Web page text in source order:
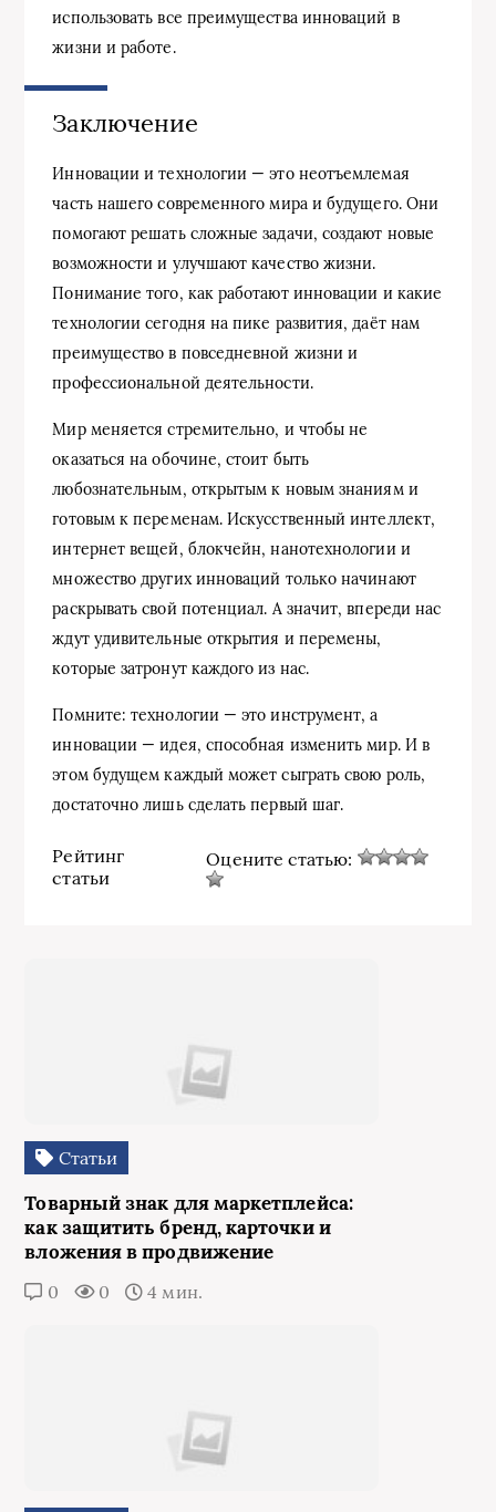
использовать все преимущества инноваций в
жизни и работе.
Заключение
Инновации и технологии — это неотъемлемая
часть нашего современного мира и будущего. Они
помогают решать сложные задачи, создают новые
возможности и улучшают качество жизни.
Понимание того, как работают инновации и какие
технологии сегодня на пике развития, даёт нам
преимущество в повседневной жизни и
профессиональной деятельности.
Мир меняется стремительно, и чтобы не
оказаться на обочине, стоит быть
любознательным, открытым к новым знаниям и
готовым к переменам. Искусственный интеллект,
интернет вещей, блокчейн, нанотехнологии и
множество других инноваций только начинают
раскрывать свой потенциал. А значит, впереди нас
ждут удивительные открытия и перемены,
которые затронут каждого из нас.
Помните: технологии — это инструмент, а
инновации — идея, способная изменить мир. И в
этом будущем каждый может сыграть свою роль,
достаточно лишь сделать первый шаг.
Рейтинг
статьи
Оцените статью:
Статьи
Товарный знак для маркетплейса:
как защитить бренд, карточки и
вложения в продвижение
0 0 4 мин.